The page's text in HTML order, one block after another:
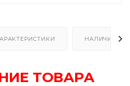
НАЛИЧИЕ В
ТОВАРА